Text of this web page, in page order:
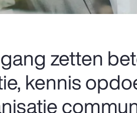
zetten
kennis